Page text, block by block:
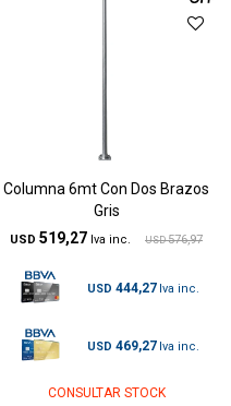
Columna 6mt Con Dos Brazos
Gris
USD 519,27 USD 576,97
USD 444,27
USD 469,27
CONSULTAR STOCK